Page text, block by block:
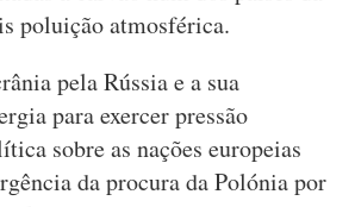
poluição atmosférica.
pela Rússia e a sua
para exercer pressão
sobre as nações europeias
da procura da Polónia por